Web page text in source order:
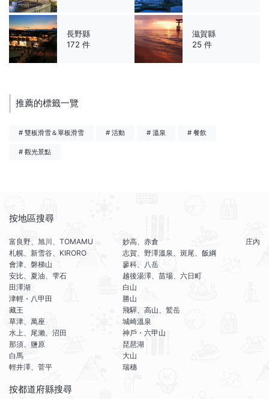
長野縣
172 件
滋賀縣
25 件
推薦的標籤一覽
# 雙板滑雪＆單板滑雪 # 活動 # 溫泉 # 餐飲
# 觀光景點
按地區搜尋
富良野、旭川、TOMAMU
札幌、新雪谷、KIRORO
會津、磐梯山
安比、夏油、雫石
田澤湖
津輕・八甲田
藏王
草津、萬座
水上、尾瀨、沼田
那須、鹽原
白馬
輕井澤、菅平
妙高、赤倉
志賀、野澤溫泉、斑尾、飯綱
蓼科、八岳
越後湯澤、苗場、六日町
白山
勝山
飛驒、高山、鷲岳
城崎溫泉
神戶・六甲山
琵琶湖
大山
瑞穗
庄內
按都道府縣搜尋